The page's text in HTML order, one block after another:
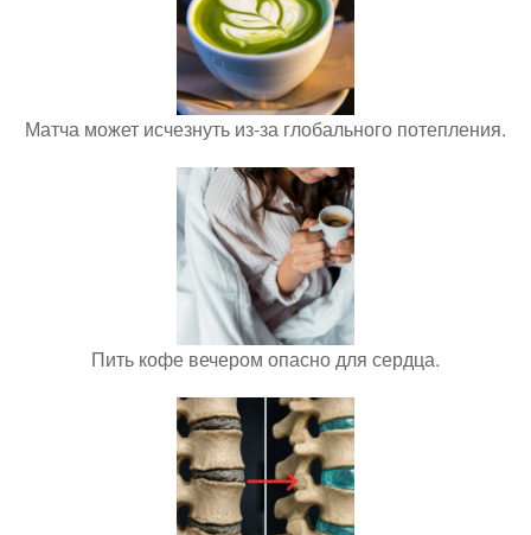
Матча может исчезнуть из-за глобального потепления.
Пить кофе вечером опасно для сердца.